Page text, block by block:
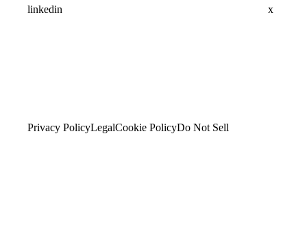
linkedin x
Privacy PolicyLegalCookie PolicyDo Not Sell